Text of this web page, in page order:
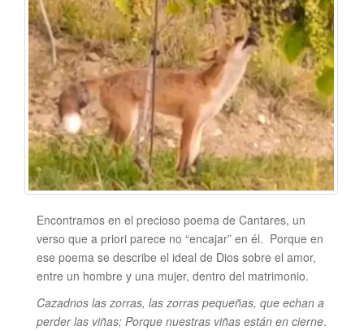
Encontramos en el precioso poema de Cantares, un
verso que a priori parece no “encajar” en él. Porque en
ese poema se describe el ideal de Dios sobre el amor,
entre un hombre y una mujer, dentro del matrimonio.
Cazadnos las zorras, las zorras pequeñas, que echan a
perder las viñas; Porque nuestras viñas están en cierne.